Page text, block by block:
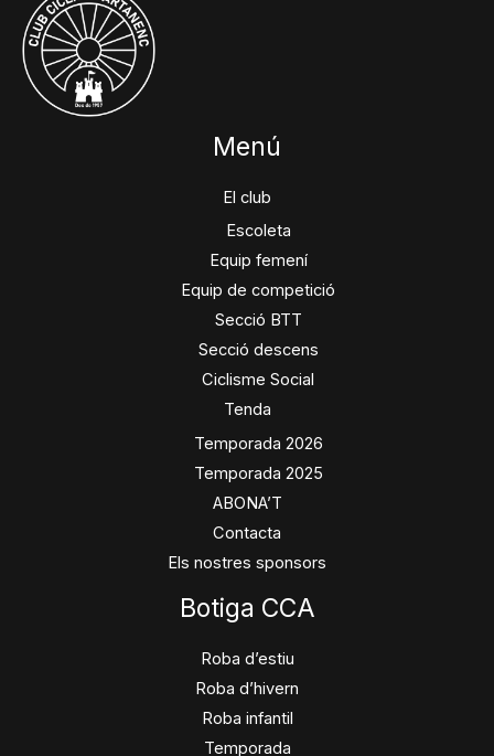
Menú
El club
Escoleta
Equip femení
Equip de competició
Secció BTT
Secció descens
Ciclisme Social
Tenda
Temporada 2026
Temporada 2025
ABONA’T
Contacta
Els nostres sponsors
Botiga CCA
Roba d’estiu
Roba d’hivern
Roba infantil
Temporada